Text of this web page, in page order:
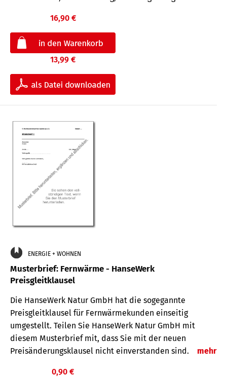
16,90 €
13,99 €
ENERGIE + WOHNEN
Musterbrief: Fernwärme - HanseWerk
Preisgleitklausel
Die HanseWerk Natur GmbH hat die sogegannte
Preisgleitklausel für Fernwärmekunden einseitig
umgestellt. Teilen Sie HanseWerk Natur GmbH mit
diesem Musterbrief mit, dass Sie mit der neuen
Preisänderungsklausel nicht einverstanden sind.
mehr
0,90 €